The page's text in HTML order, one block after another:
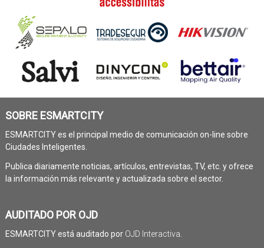
SOBRE ESMARTCITY
ESMARTCITY es el principal medio de comunicación on-line sobre
Ciudades Inteligentes.
Publica diariamente noticias, artículos, entrevistas, TV, etc. y ofrece
la información más relevante y actualizada sobre el sector.
AUDITADO POR OJD
ESMARTCITY está auditado por OJD Interactiva.